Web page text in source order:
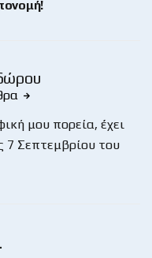
μου πορεία, έχει
7 Σεπτεμβρίου του